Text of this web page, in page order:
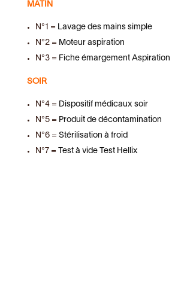
MATIN
N°1 = Lavage des mains simple
N°2 = Moteur aspiration
N°3 = Fiche émargement Aspiration
SOIR
N°4 = Dispositif médicaux soir
N°5 = Produit de décontamination
N°6 = Stérilisation à froid
N°7 = Test à vide Test Hellix